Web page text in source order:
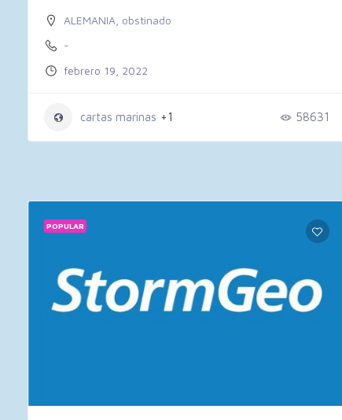
ALEMANIA obstinado
-
febrero 19, 2022
cartas marinas +1 58631
POPULAR